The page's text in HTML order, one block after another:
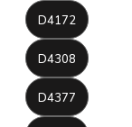
D4172
D4308
D4377